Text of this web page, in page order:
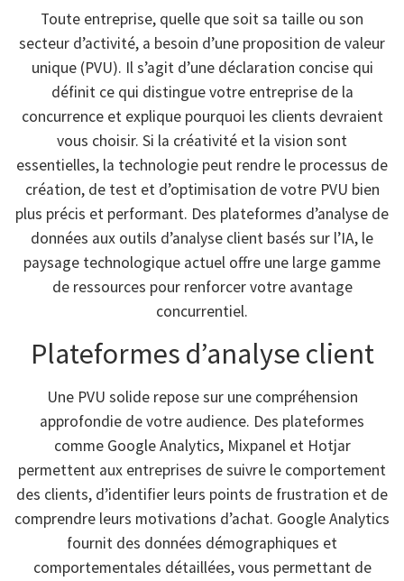
Toute entreprise, quelle que soit sa taille ou son
secteur d’activité, a besoin d’une proposition de valeur
unique (PVU). Il s’agit d’une déclaration concise qui
définit ce qui distingue votre entreprise de la
concurrence et explique pourquoi les clients devraient
vous choisir. Si la créativité et la vision sont
essentielles, la technologie peut rendre le processus de
création, de test et d’optimisation de votre PVU bien
plus précis et performant. Des plateformes d’analyse de
données aux outils d’analyse client basés sur l’IA, le
paysage technologique actuel offre une large gamme
de ressources pour renforcer votre avantage
concurrentiel.
Plateformes d’analyse client
Une PVU solide repose sur une compréhension
approfondie de votre audience. Des plateformes
comme Google Analytics, Mixpanel et Hotjar
permettent aux entreprises de suivre le comportement
des clients, d’identifier leurs points de frustration et de
comprendre leurs motivations d’achat. Google Analytics
fournit des données démographiques et
comportementales détaillées, vous permettant de